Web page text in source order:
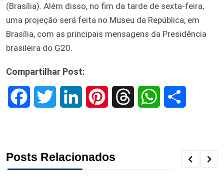
(Brasília). Além disso, no fim da tarde de sexta-feira,
uma projeção será feita no Museu da República, em
Brasília, com as principais mensagens da Presidência
brasileira do G20.
Compartilhar Post:
e t k t
Posts Relacionados